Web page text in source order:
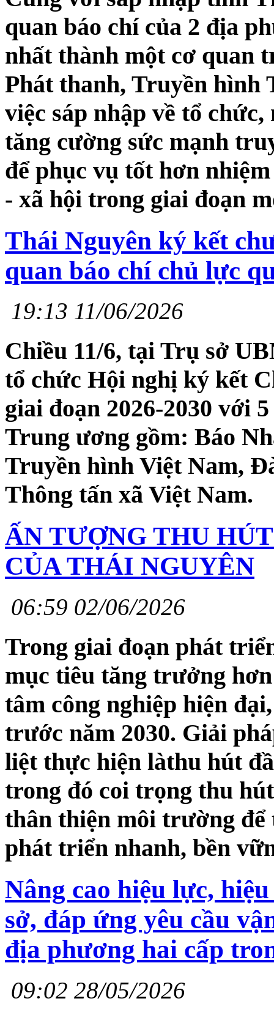
quan báo chí của 2 địa
nhất thành một cơ quan
Phát thanh, Truyền hình
việc sáp nhập về tổ
tăng cường sức mạnh
để phục vụ tốt hơn
- xã hội trong giai đoạn
Thái Nguyên ký kết
quan báo chí chủ lực
19:13 11/06/2026
Chiều 11/6, tại Trụ sở
tổ chức Hội nghị ký kết
giai đoạn 2026-2030 với
Trung ương gồm: Báo
Truyền hình Việt Nam,
Thông tấn xã Việt Nam.
ẤN TƯỢNG THU
CỦA THÁI NGUYÊN
06:59 02/06/2026
Trong giai đoạn phát
mục tiêu tăng trưởng
tâm công nghiệp hiện
trước năm 2030. Giải
liệt thực hiện làthu hút
trong đó coi trọng thu
thân thiện môi trường để
phát triển nhanh, bền
Nâng cao hiệu lực,
sở, đáp ứng yêu cầu
địa phương hai cấp
09:02 28/05/2026